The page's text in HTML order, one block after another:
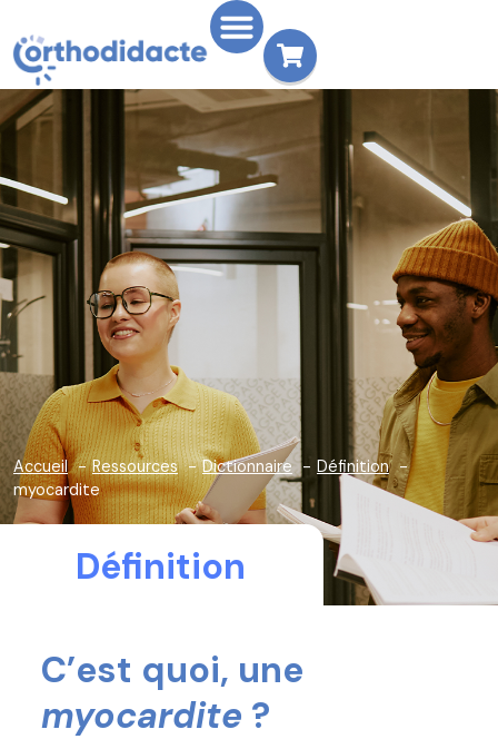
Accueil Ressources Dictionnaire
Définition
myocardite
Définition
C’est quoi, une
myocardite ?